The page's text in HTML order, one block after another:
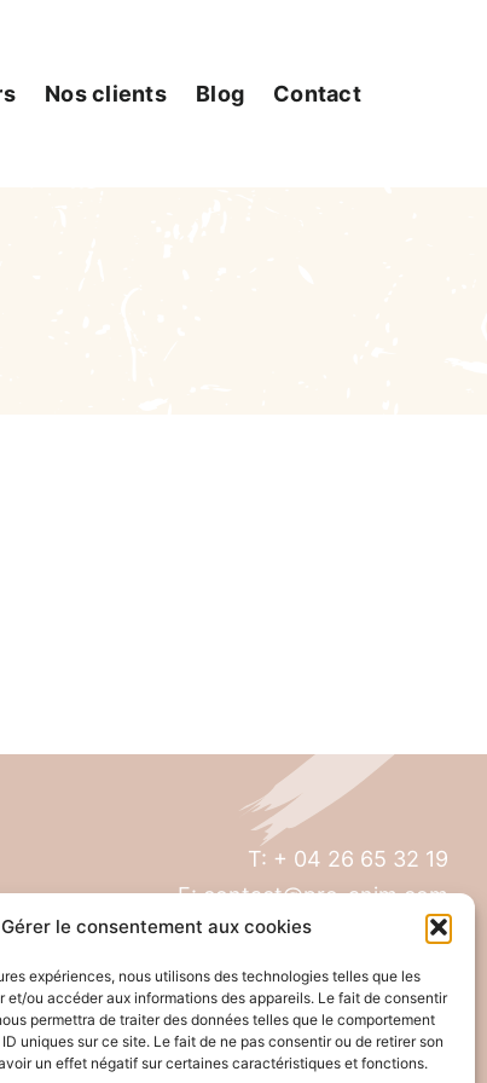
Gérer le consentement aux cookies
expériences, nous utilisons des technologies telles que les
et/ou accéder aux informations des appareils. Le fait de consentir
permettra de traiter des données telles que le comportement
uniques sur ce site. Le fait de ne pas consentir ou de retirer son
un effet négatif sur certaines caractéristiques et fonctions.
Nos clients Blog Contact
T: + 04 26 65 32 19
E: contact@pro-anim.com
69300 Caluire